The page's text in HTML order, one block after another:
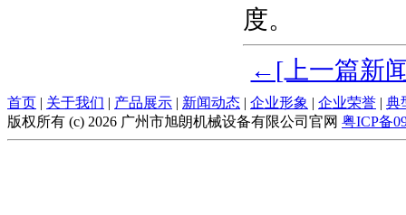
度。
←[上一篇新
首页 | 关于我们 | 产品展示 | 新闻动态 | 企业形象 | 企业荣誉 | 典
版权所有 (c) 2026 广州市旭朗机械设备有限公司官网 粤ICP备